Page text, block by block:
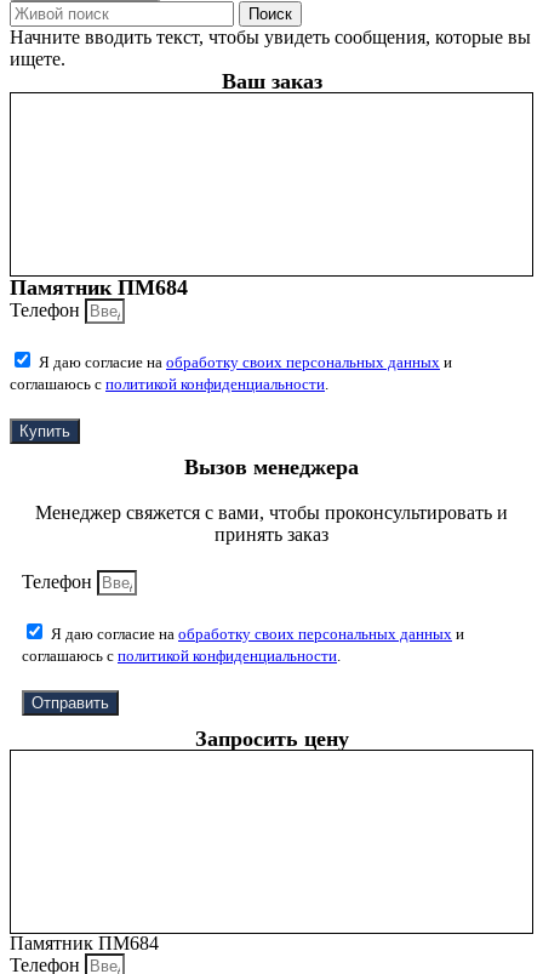
Поиск
Начните вводить текст, чтобы увидеть сообщения, которые вы
ищете.
Ваш заказ
Памятник ПМ684
Телефон
Я даю согласие на обработку своих персональных данных и
соглашаюсь с политикой конфиденциальности.
Купить
Вызов менеджера
Менеджер свяжется с вами, чтобы проконсультировать и
принять заказ
Телефон
Я даю согласие на обработку своих персональных данных и
соглашаюсь с политикой конфиденциальности.
Отправить
Запросить цену
Памятник ПМ684
Телефон